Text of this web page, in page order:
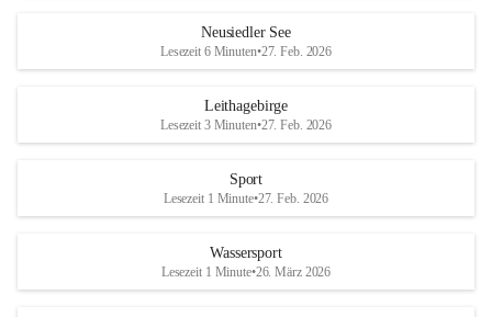
S
und den daraus folgenden wirtschaftlichen
Maßnahmen zur Bekämpfung
Rebe und der Amerikanischen
Anhang VBl. EU Nr. 18
1 Seite•1,4 MB
r
S
Neusiedler See
Lesezeit 6 Minuten•27. Feb. 2026
Leithagebirge
Lesezeit 3 Minuten•27. Feb. 2026
Sport
Lesezeit 1 Minute•27. Feb. 2026
Wassersport
Lesezeit 1 Minute•26. März 2026